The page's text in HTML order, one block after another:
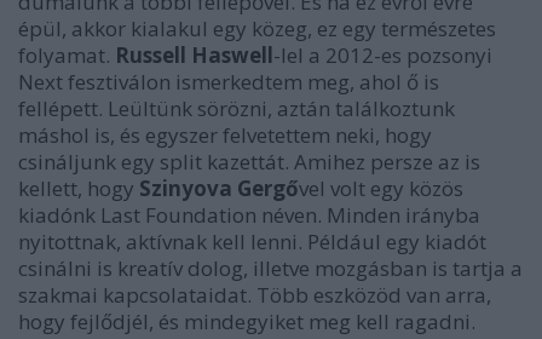
épül, akkor kialakul egy közeg, ez egy természetes
folyamat. Russell Haswell-lel a 2012-es pozsonyi
Next fesztiválon ismerkedtem meg, ahol ő is
fellépett. Leültünk sörözni, aztán találkoztunk
máshol is, és egyszer felvetettem neki, hogy
csináljunk egy split kazettát. Amihez persze az is
kellett, hogy Szinyova Gergővel volt egy közös
kiadónk Last Foundation néven. Minden irányba
nyitottnak, aktívnak kell lenni. Például egy kiadót
csinálni is kreatív dolog, illetve mozgásban is tartja a
szakmai kapcsolataidat. Több eszközöd van arra,
hogy fejlődjél, és mindegyiket meg kell ragadni.